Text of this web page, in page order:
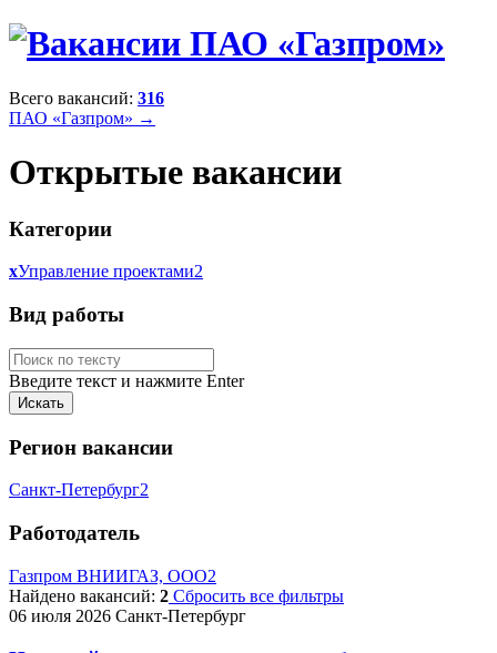
Всего вакансий: 316
ПАО «Газпром» →
Открытые вакансии
Категории
xУправление проектами2
Вид работы
Введите текст и нажмите Enter
Регион вакансии
Санкт-Петербург2
Работодатель
Газпром ВНИИГАЗ, ООО2
Найдено вакансий: 2 Сбросить все фильтры
06 июля 2026 Санкт-Петербург